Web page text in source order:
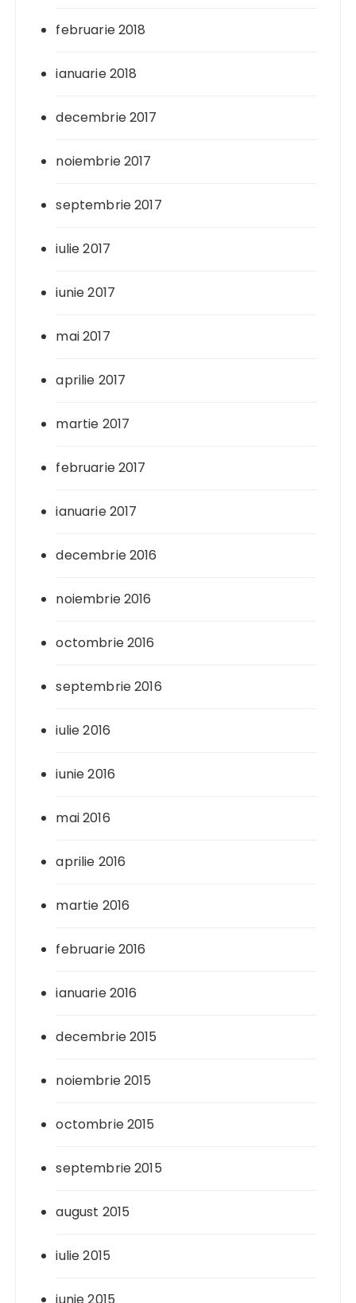
februarie 2018
ianuarie 2018
decembrie 2017
noiembrie 2017
septembrie 2017
iulie 2017
iunie 2017
mai 2017
aprilie 2017
martie 2017
februarie 2017
ianuarie 2017
decembrie 2016
noiembrie 2016
octombrie 2016
septembrie 2016
iulie 2016
iunie 2016
mai 2016
aprilie 2016
martie 2016
februarie 2016
ianuarie 2016
decembrie 2015
noiembrie 2015
octombrie 2015
septembrie 2015
august 2015
iulie 2015
iunie 2015